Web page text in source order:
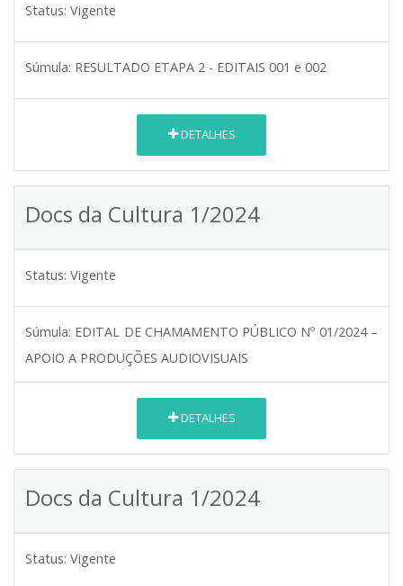
Status: Vigente
Súmula: RESULTADO ETAPA 2 - EDITAIS 001 e 002
DETALHES
Docs da Cultura 1/2024
Status: Vigente
Súmula: EDITAL DE CHAMAMENTO PÚBLICO Nº 01/2024 –
APOIO A PRODUÇÕES AUDIOVISUAIS
DETALHES
Docs da Cultura 1/2024
Status: Vigente